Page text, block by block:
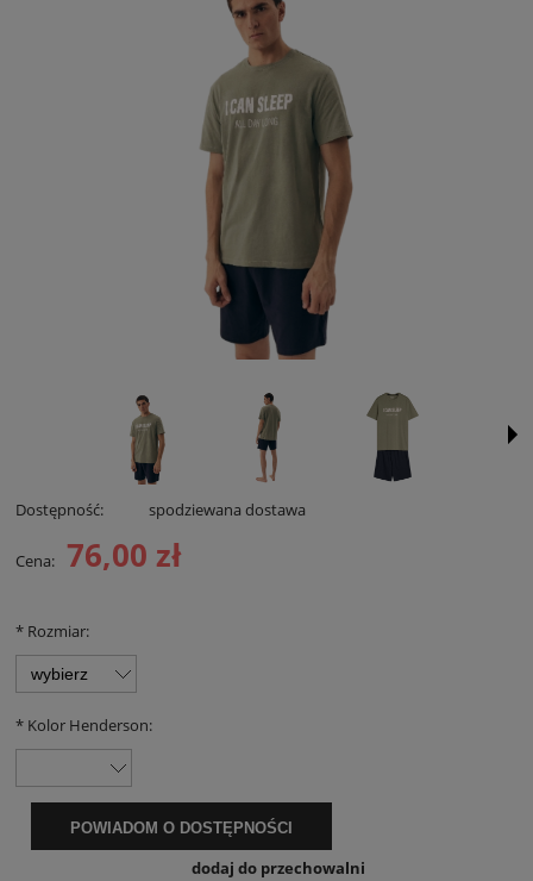
Dostępność: spodziewana dostawa
Cena: 76,00 zł
* Rozmiar:
* Kolor Henderson:
POWIADOM O DOSTĘPNOŚCI
dodaj do przechowalni